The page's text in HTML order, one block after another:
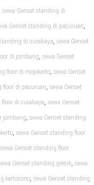
sewa Genset standing di
Genset standing di pasuruan,
di surabaya, sewa Genset
di jombang, sewa Genset
floor di mojokerto, sewa Genset
floor di pasuruan, sewa Genset
di surabaya, sewa Genset
jombang, sewa Genset standing
, sewa Genset standing floor
sewa Genset standing floor
Genset standing gresik, sewa
kertosono, sewa Genset standing